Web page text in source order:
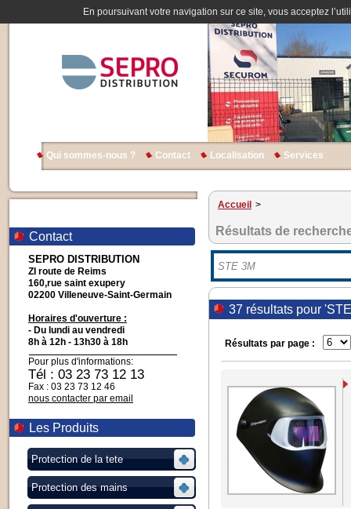
En poursuivant votre navigation sur ce site, vous acceptez
Qui sommes-nous ? Contact Localisation Services
Contact
SEPRO DISTRIBUTION
ZI route de Reims
160,rue saint exupery
02200 Villeneuve-Saint-Germain
Horaires d'ouverture :
- Du lundi au vendredi
8h à 12h - 13h30 à 18h
Pour plus d'informations:
Tél : 03 23 73 12 13
Fax : 03 23 73 12 46
nous contacter par email
Les Produits
Protection de la tete
Protection des mains
Accueil >
Résultats de
37 résultats pour
Résultats par page :